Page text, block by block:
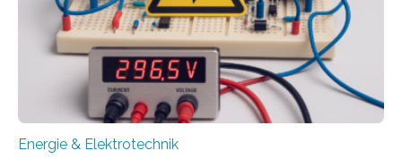
Bayerischen Wissenschaftsministeriums. Im
Mittelpunkt steht der direkte Wissenstransfer: Neue
wissenschaftliche Erkenntnisse sollen rasch in die
Energie & Elektrotechnik